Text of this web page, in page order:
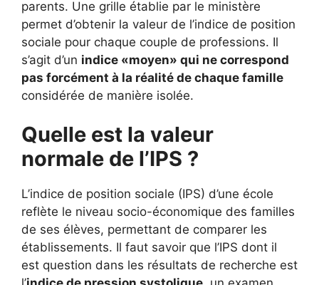
parents. Une grille établie par le ministère
permet d’obtenir la valeur de l’indice de position
sociale pour chaque couple de professions. Il
s’agit d’un indice «moyen» qui ne correspond
pas forcément à la réalité de chaque famille
considérée de manière isolée.
Quelle est la valeur
normale de l’IPS ?
L’indice de position sociale (IPS) d’une école
reflète le niveau socio-économique des familles
de ses élèves, permettant de comparer les
établissements. Il faut savoir que l’IPS dont il
est question dans les résultats de recherche est